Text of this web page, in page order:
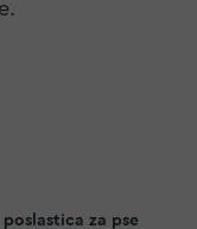
poslastica za pse